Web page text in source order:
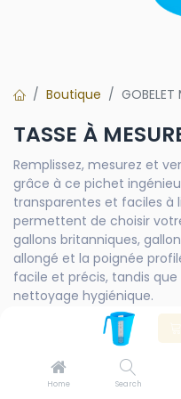
Home Search
Boutique GOBELET
TASSE À
Remplissez, mesurez et
grâce à ce pichet
transparentes et faciles à
permettent de choisir
gallons britanniques,
allongé et la poignée
facile et précis, tandis
nettoyage hygiénique.
Contactez-nous